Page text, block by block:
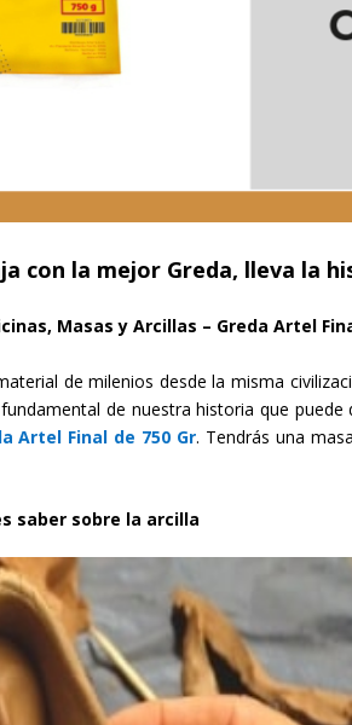
con la mejor Greda, lleva la
Masas y Arcillas – Greda Artel
de milenios desde la misma
de nuestra historia que
Artel Final de 750 Gr. Tendrás una
saber sobre la arcilla